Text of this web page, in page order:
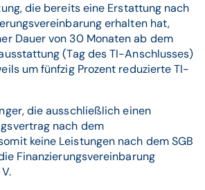
die bereits eine Erstattung nach
erhalten hat,
Dauer von 30 Monaten ab dem
(Tag des TI-Anschlusses)
um fünfzig Prozent reduzierte TI-
die ausschließlich einen
nach dem
keine Leistungen nach dem SGB
Finanzierungsvereinbarung